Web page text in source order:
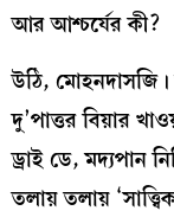
আর আশ্চর্যের কী?
উঠি,
দু’পাত্তর বিয়ার
ড্রাই ডে, মদ্যপান
তলায় তলায়